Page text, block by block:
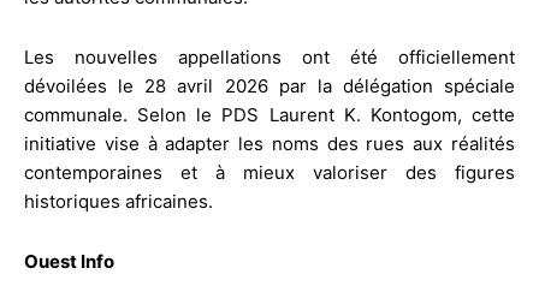
Les nouvelles appellations ont été officiellement
dévoilées le 28 avril 2026 par la délégation spéciale
communale. Selon le PDS Laurent K. Kontogom, cette
initiative vise à adapter les noms des rues aux réalités
contemporaines et à mieux valoriser des figures
historiques africaines.
Ouest Info